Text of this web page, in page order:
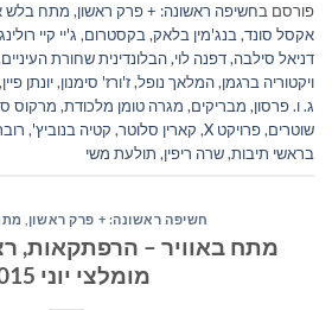
פורסם בחשיפה ראשונה: + פרק ראשון, מתח בלש
אקסל סונד,בנג'מין בלאק,בקסטרום, ג'יי קיי רולינג
דניאל סילבה,דפנה לוי,הבלונדינית שחורת העיניים
ויקטוריה ברגמן,המלאך נופל,ז'ורז' סימנון,יונתן פיין,
ג. ו. פרסון, מבריקים, מגרה טומן מלכודת, מרקוס
שוטרים,פרויקט X , קארין סלוטר, קטיה בנוביץ',
בראשי תיבות,שרה ריפין, תולעת משי
חשיפה ראשונה: + פרק ראשון
מתח באוויר – הרפתקאות,
מומלצי יוני 2015